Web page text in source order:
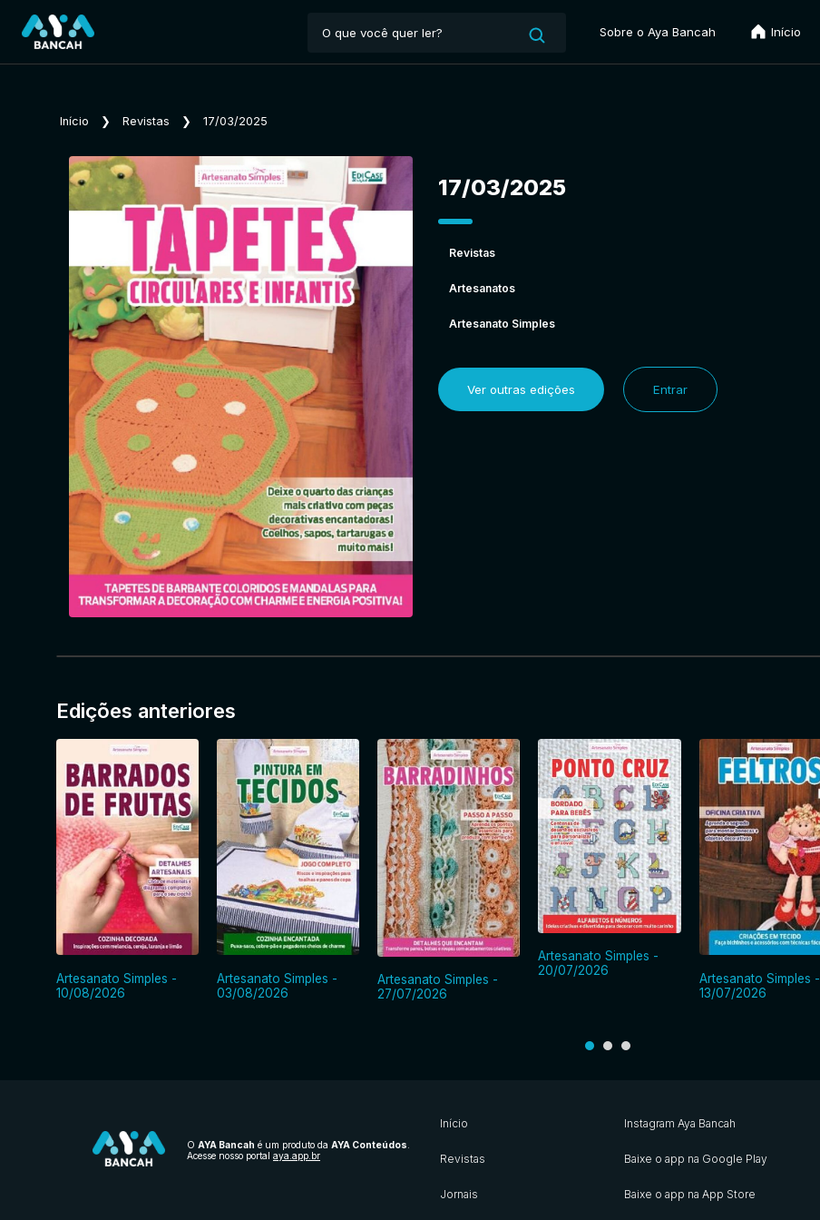
Sobre o Aya Bancah Início
Início ❯ Revistas ❯ 17/03/2025
17/03/2025
Revistas
Artesanatos
Artesanato Simples
Ver outras edições Entrar
Edições anteriores
Artesanato Simples -
10/08/2026
Artesanato Simples -
03/08/2026
Artesanato Simples -
27/07/2026
Artesanato Simples -
20/07/2026
Artesanato Simples -
13/07/2026
O AYA Bancah é um produto da AYA Conteúdos
Acesse nosso portal aya.app.br
Início
Revistas
Jornais
Instagram Aya Bancah
Baixe o app na Google Play
Baixe o app na App Store